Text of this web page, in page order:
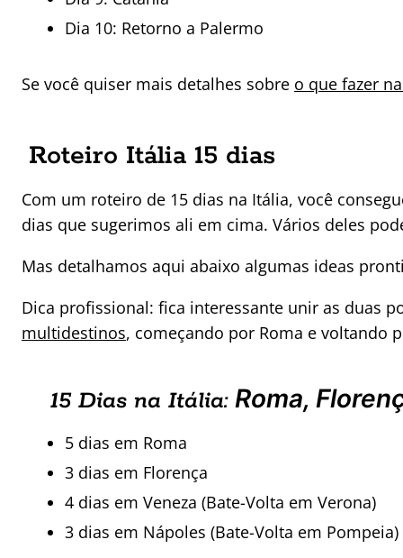
Dia 10: Retorno a Palermo
Se você quiser mais detalhes sobre o que fazer
Roteiro Itália 15 dias
Com um roteiro de 15 dias na Itália, você
dias que sugerimos ali em cima. Vários deles
Mas detalhamos aqui abaixo algumas ideas
Dica profissional: fica interessante unir as duas
multidestinos, começando por Roma e voltando
15 Dias na Itália: Roma,
5 dias em Roma
3 dias em Florença
4 dias em Veneza (Bate-Volta em Verona)
3 dias em Nápoles (Bate-Volta em Pompeia)